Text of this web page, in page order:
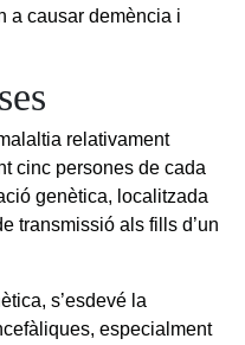
a causar demència i
relativament
cinc persones de cada
genètica, localitzada
transmissió als fills d’un
s’esdevé la
especialment